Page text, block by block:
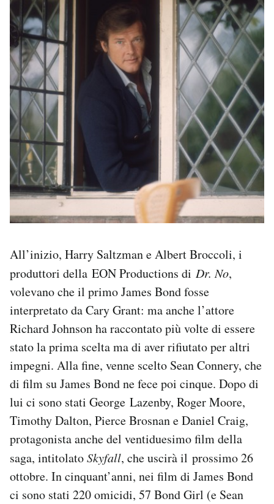
All’inizio, Harry Saltzman e Albert Broccoli, i
produttori della EON Productions di Dr. No,
volevano che il primo James Bond fosse
interpretato da Cary Grant: ma anche l’attore
Richard Johnson ha raccontato più volte di essere
stato la prima scelta ma di aver rifiutato per altri
impegni. Alla fine, venne scelto Sean Connery, che
di film su James Bond ne fece poi cinque. Dopo di
lui ci sono stati George Lazenby, Roger Moore,
Timothy Dalton, Pierce Brosnan e Daniel Craig,
protagonista anche del ventiduesimo film della
saga, intitolatoSkyfall, che uscirà il prossimo 26
ottobre. In cinquant’anni, nei film di James Bond
ci sono stati 220 omicidi, 57 Bond Girl (e Sean